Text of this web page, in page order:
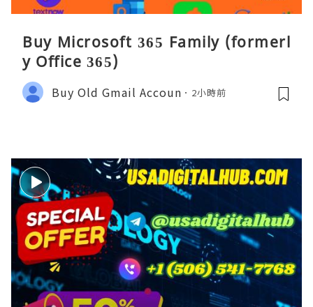
Buy Microsoft 365 Family (formerl
y Office 365)
Buy Old Gmail Accoun 2小時前